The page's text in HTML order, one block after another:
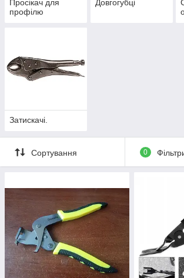
Просікач для
профілю
Довгогубці
Затискачі.
Сортування 0